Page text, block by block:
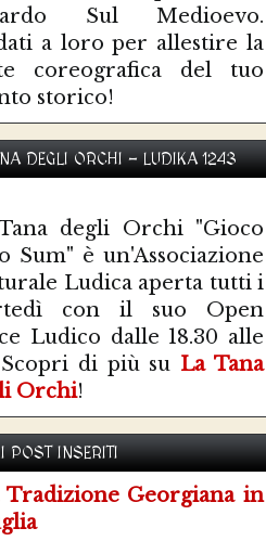
Sul Medioevo.
a loro per allestire la
coreografica del tuo
storico!
DEGLI ORCHI - LUDIKA 1243
degli Orchi "Gioco
Sum" è un'Associazione
Ludica aperta tutti i
con il suo Open
Ludico dalle 18.30 alle
di più su La Tana
Orchi!
POST INSERITI
Tradizione Georgiana in